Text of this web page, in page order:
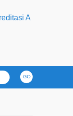
A